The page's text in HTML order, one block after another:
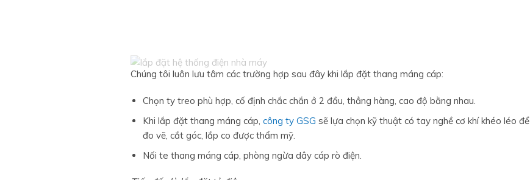
Chúng tôi luôn lưu tâm các trường hợp sau đây khi lắp đặt thang máng cáp:
Chọn ty treo phù hợp, cố định chắc chắn ở 2 đầu, thẳng hàng, cao độ bằng nhau.
Khi lắp đặt thang máng cáp, công ty GSG sẽ lựa chọn kỹ thuật có tay nghề cơ khí khéo léo để
đo vẽ, cắt góc, lắp co được thẩm mỹ.
Nối te thang máng cáp, phòng ngừa dây cáp rò điện.